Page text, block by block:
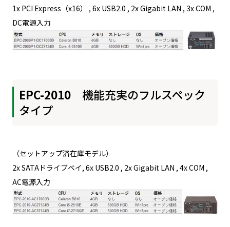
1x PCI Express（x16） , 6x USB2.0 , 2x Gigabit LAN , 3x COM ,
DC電源入力
EPC-2010機能充実のフルスペック
タイプ
（セットアップ済在庫モデル）
2x SATAドライブベイ, 6x USB2.0 , 2x Gigabit LAN , 4x COM ,
AC電源入力